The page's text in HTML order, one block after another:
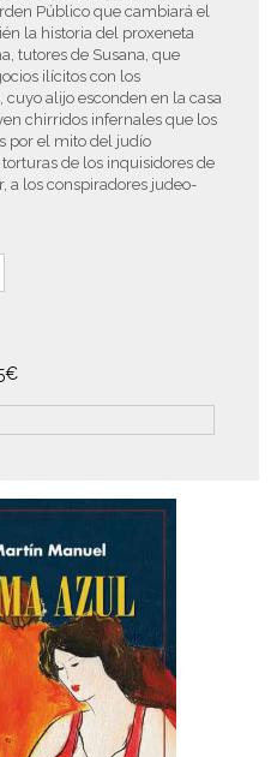
Público que cambiará el
la historia del proxeneta
tutores de Susana, que
ilícitos con los
alijo esconden en la casa
chirridos infernales que los
por el mito del judío
de los inquisidores de
a los conspiradores judeo-